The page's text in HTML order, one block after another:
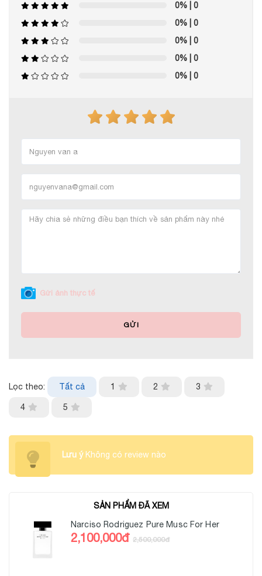
0% | 0
0% | 0
0% | 0
0% | 0
0% | 0
Gửi ảnh thực tế
GỬI
Lọc theo: Tất cả 1 2 3
4 5
Lưu ýKhông có review nào
SẢN PHẨM ĐÃ XEM
Narciso Rodriguez Pure Musc For Her
2,100,000đ 2,500,000đ